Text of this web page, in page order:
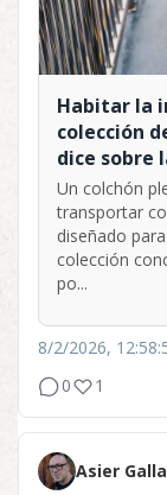
Habitar la
colección
dice sobre
Un colchón
transportar
diseñado
colección
po...
8/2/2026,
0
1
Asier